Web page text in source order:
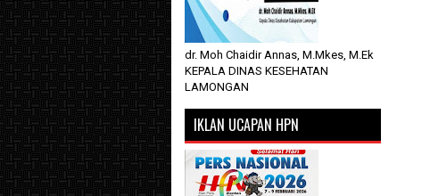
dr. Moh Chaidir Annas, M.Mkes, M.Ek
KEPALA DINAS KESEHATAN
LAMONGAN
IKLAN UCAPAN HPN